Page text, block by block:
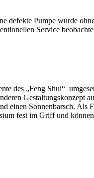
Pumpe wurde
Service
des „Feng Shui“
Gestaltungskonzept
einen Sonnenbarsch. Als
fest im Griff und